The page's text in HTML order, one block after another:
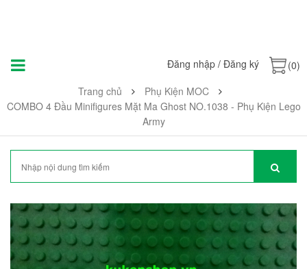
Đăng nhập / Đăng ký
(0)
Trang chủ
Phụ Kiện MOC
COMBO 4 Đầu Minifigures Mặt Ma Ghost NO.1038 - Phụ Kiện Lego
Army